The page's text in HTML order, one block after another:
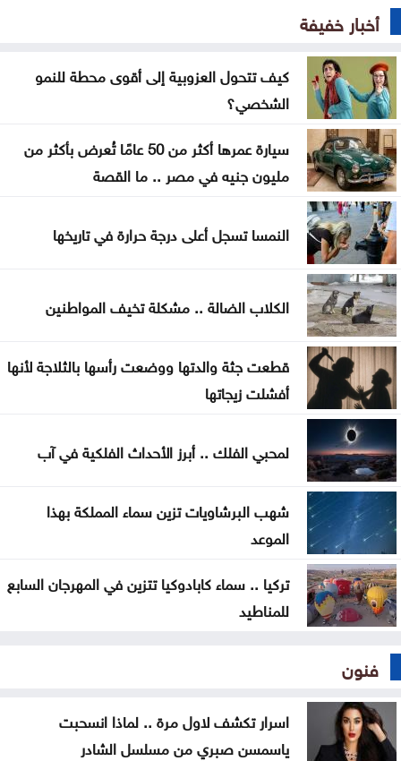
دراسة حديثة: التحدث بأكثر من لغة يبطئ الشيخوخة
البيولوجية للدماغ
لا تغيير على موعد العودة للمدارس
تركيا والسعودية وباكستان تعتزم توقيع اتفاقية دفاع
مشترك
أميركية وإسرائيلية مضيق هرمز
ترامب يوقع أمرا تنفيذيا يهدف لتقييد حق اكتساب
الجنسية الأميركية بالولادة
هجمات حوثية
أخبار خفيفة
كيف تتحول العزوبية إلى أقوى محطة للنمو
الشخصي؟
سيارة عمرها أكثر من 50 عامًا تُعرض بأكثر من
مليون جنيه في مصر .. ما القصة
النمسا تسجل أعلى درجة حرارة في تاريخها
الكلاب الضالة .. مشكلة تخيف المواطنين
قطعت جثة والدتها ووضعت رأسها بالثلاجة لأنها
أفشلت زيجاتها
لمحبي الفلك .. أبرز الأحداث الفلكية في آب
شهب البرشاويات تزين سماء المملكة بهذا
الموعد
تركيا .. سماء كابادوكيا تتزين في المهرجان السابع
للمناطيد
فنون
اسرار تكشف لاول مرة .. لماذا انسحبت
ياسمسن صبري من مسلسل الشادر